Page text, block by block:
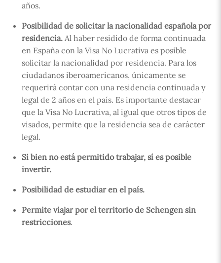
años.
Posibilidad de solicitar la nacionalidad española por
residencia.Al haber residido de forma continuada
en España con la Visa No Lucrativa es posible
solicitar la nacionalidad por residencia. Para los
ciudadanos iberoamericanos, únicamente se
requerirá contar con una residencia continuada y
legal de 2 años en el país. Es importante destacar
que la Visa No Lucrativa, al igual que otros tipos de
visados, permite que la residencia sea de carácter
legal.
Si bien no está permitido trabajar, sí es posible
invertir.
Posibilidad de estudiar en el país.
Permite viajar por el territorio de Schengen sin
restricciones.